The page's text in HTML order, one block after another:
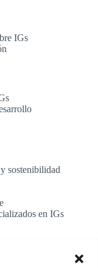
IGs
sostenibilidad
en IGs